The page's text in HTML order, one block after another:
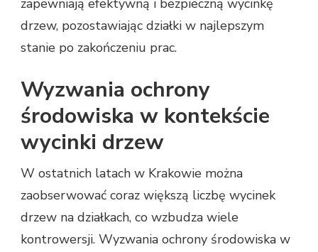
zapewniają efektywną i bezpieczną wycinkę
drzew, pozostawiając działki w najlepszym
stanie po zakończeniu prac.
Wyzwania ochrony
środowiska w kontekście
wycinki drzew
W ostatnich latach w Krakowie można
zaobserwować coraz większą liczbę wycinek
drzew na działkach, co wzbudza wiele
kontrowersji. Wyzwania ochrony środowiska w